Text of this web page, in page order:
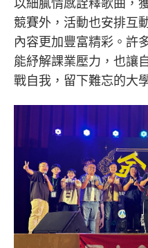
競賽外，活動也安排互
內容更加豐富精彩。許
能紓解課業壓力，也讓
戰自我，留下難忘的大